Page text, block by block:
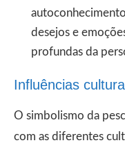
desejos e
profundas da
Influências
O simbolismo da
com as diferentes